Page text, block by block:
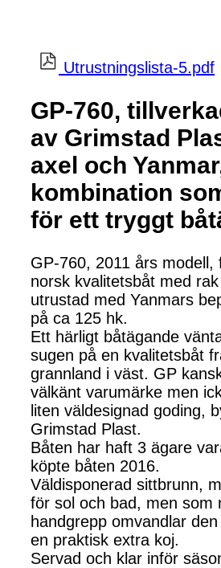
Utrustningslista-5.pdf
GP-760,
av Grimstad
axel och
kombination
för ett tryggt
GP-760, 2011 års modell,
norsk kvalitetsbåt med
utrustad med Yanmars
på ca 125 hk.
Ett härligt båtägande
sugen på en kvalitetsbåt
grannland i väst. GP
välkänt varumärke men
liten väldesignad goding,
Grimstad Plast.
Båten har haft 3 ägare
köpte båten 2016.
Väldisponerad sittbrunn,
för sol och bad, men som
handgrepp omvandlar
en praktisk extra koj.
Servad och klar inför